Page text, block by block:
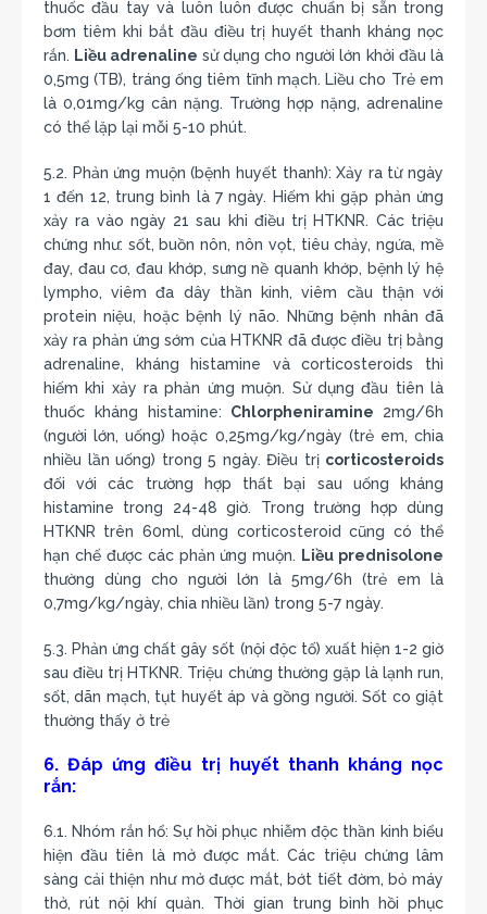
thuốc đầu tay và luôn luôn được chuẩn bị sẵn trong
bơm tiêm khi bắt đầu điều trị huyết thanh kháng nọc
rắn. Liều adrenaline sử dụng cho người lớn khởi đầu là
0,5mg (TB), tráng ống tiêm tĩnh mạch. Liều cho Trẻ em
là 0,01mg/kg cân nặng. Trường hợp nặng, adrenaline
có thể lặp lại mỗi 5-10 phút.
5.2. Phản ứng muộn (bệnh huyết thanh): Xảy ra từ ngày
1 đến 12, trung bình là 7 ngày. Hiếm khi gặp phản ứng
xảy ra vào ngày 21 sau khi điều trị HTKNR. Các triệu
chứng như: sốt, buồn nôn, nôn vọt, tiêu chảy, ngứa, mề
đay, đau cơ, đau khớp, sưng nề quanh khớp, bệnh lý hệ
lympho, viêm đa dây thần kinh, viêm cầu thận với
protein niệu, hoặc bệnh lý não. Những bệnh nhân đã
xảy ra phản ứng sớm của HTKNR đã được điều trị bằng
adrenaline, kháng histamine và corticosteroids thì
hiếm khi xảy ra phản ứng muộn. Sử dụng đầu tiên là
thuốc kháng histamine: Chlorpheniramine 2mg/6h
(người lớn, uống) hoặc 0,25mg/kg/ngày (trẻ em, chia
nhiều lần uống) trong 5 ngày. Điều trị corticosteroids
đối với các trường hợp thất bại sau uống kháng
histamine trong 24-48 giờ. Trong trường hợp dùng
HTKNR trên 60ml, dùng corticosteroid cũng có thể
hạn chế được các phản ứng muộn. Liều prednisolone
thường dùng cho người lớn là 5mg/6h (trẻ em là
0,7mg/kg/ngày, chia nhiều lần) trong 5-7 ngày.
5.3. Phản ứng chất gây sốt (nội độc tố) xuất hiện 1-2 giờ
sau điều trị HTKNR. Triệu chứng thường gặp là lạnh run,
sốt, dãn mạch, tụt huyết áp và gồng người. Sốt co giật
thường thấy ở trẻ
6. Đáp ứng điều trị huyết thanh kháng nọc
rắn:
6.1. Nhóm rắn hổ: Sự hồi phục nhiễm độc thần kinh biểu
hiện đầu tiên là mở được mắt. Các triệu chứng lâm
sàng cải thiện như mở được mắt, bớt tiết đờm, bỏ máy
thở, rút nội khí quản. Thời gian trung bình hồi phục